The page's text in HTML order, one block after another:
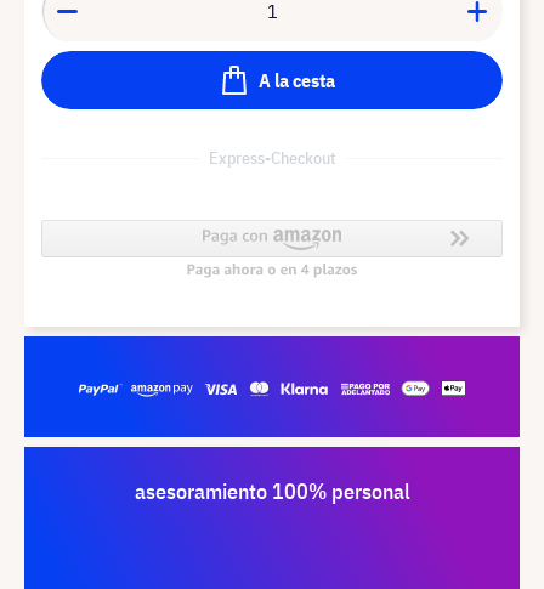
A la cesta
Express-Checkout
asesoramiento 100% personal